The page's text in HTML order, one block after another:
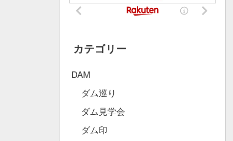
カテゴリー
DAM
ダム巡り
ダム見学会
ダム印